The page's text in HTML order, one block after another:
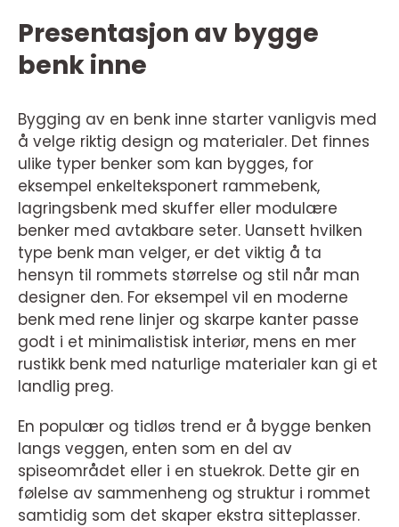
Presentasjon av bygge
benk inne
Bygging av en benk inne starter vanligvis med
å velge riktig design og materialer. Det finnes
ulike typer benker som kan bygges, for
eksempel enkelteksponert rammebenk,
lagringsbenk med skuffer eller modulære
benker med avtakbare seter. Uansett hvilken
type benk man velger, er det viktig å ta
hensyn til rommets størrelse og stil når man
designer den. For eksempel vil en moderne
benk med rene linjer og skarpe kanter passe
godt i et minimalistisk interiør, mens en mer
rustikk benk med naturlige materialer kan gi et
landlig preg.
En populær og tidløs trend er å bygge benken
langs veggen, enten som en del av
spiseområdet eller i en stuekrok. Dette gir en
følelse av sammenheng og struktur i rommet
samtidig som det skaper ekstra sitteplasser.